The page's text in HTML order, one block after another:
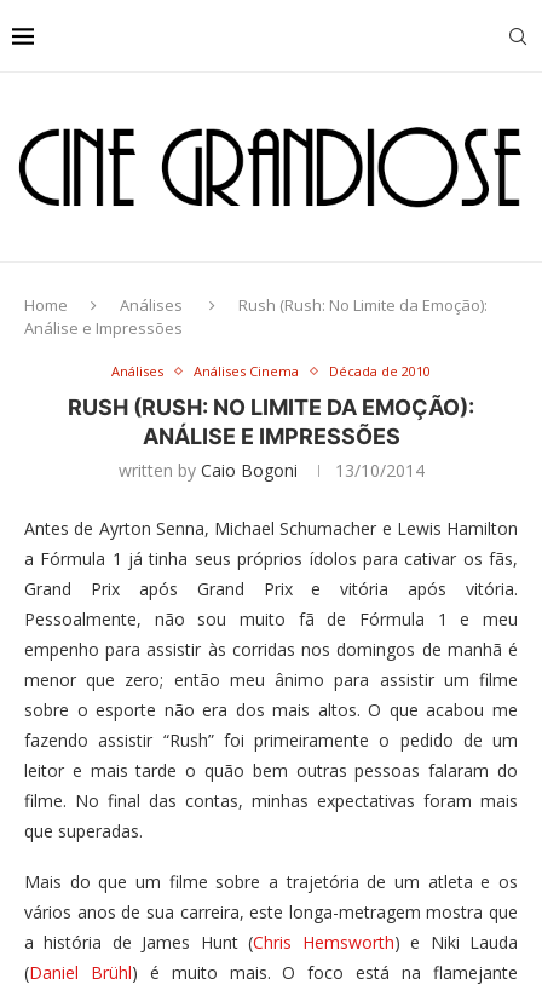
Home Análises
Rush (Rush: No Limite da Emoção):
Análise e Impressões
Análises Análises Cinema Década de 2010
RUSH (RUSH: NO LIMITE DA EMOÇÃO):
ANÁLISE E IMPRESSÕES
written by Caio Bogoni 13/10/2014
Antes de Ayrton Senna, Michael Schumacher e Lewis Hamilton
a Fórmula 1 já tinha seus próprios ídolos para cativar os fãs,
Grand Prix após Grand Prix e vitória após vitória.
Pessoalmente, não sou muito fã de Fórmula 1 e meu
empenho para assistir às corridas nos domingos de manhã é
menor que zero; então meu ânimo para assistir um filme
sobre o esporte não era dos mais altos. O que acabou me
fazendo assistir “Rush” foi primeiramente o pedido de um
leitor e mais tarde o quão bem outras pessoas falaram do
filme. No final das contas, minhas expectativas foram mais
que superadas.
Mais do que um filme sobre a trajetória de um atleta e os
vários anos de sua carreira, este longa-metragem mostra que
a história de James Hunt (Chris Hemsworth) e Niki Lauda
(Daniel Brühl) é muito mais. O foco está na flamejante